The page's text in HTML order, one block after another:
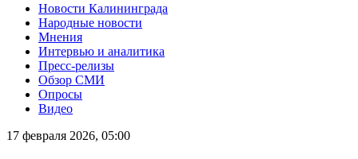
Новости Калининграда
Народные новости
Мнения
Интервью и аналитика
Пресс-релизы
Обзор СМИ
Опросы
Видео
17 февраля 2026, 05:00